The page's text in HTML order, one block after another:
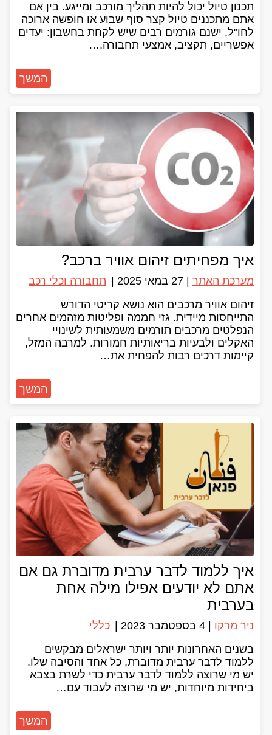
תכנון טיול יכול להיות תהליך מורכב ומייגע. בין אם
אתם מתכננים טיול קצר סוף שבוע או חופשה ארוכה
לחו"ל, ישנם גורמים רבים שיש לקחת בחשבון: יעדים
אפשריים, תקציב, אמצעי תחבורה,…
המשך
איך מפחיתים זיהום אוויר ברכב?
מערכת האתר 27 במאי 2025
תחבורה וכלי רכב
זיהום אוויר מרכבים הוא נושא קריטי הדורש
התייחסות מיידית. גזי חממה ופליטות מזהמים אחרים
הנפלטים מרכבים תורמים משמעותית לשינויי
האקלים ולבעיות בריאותיות חמורות. למרבה המזל,
קיימות דרכים רבות להפחית את…
המשך
איך ללמוד לדבר ערבית מדוברת גם אם
אתם לא יודעים אפילו מילה אחת
בערבית
ניר מרקו 4 בספטמבר 2023
כללי
בשנים האחרונות יותר ויותר ישראלים מבקשים
ללמוד לדבר ערבית מדוברת, כל אחד והסיבה שלו.
יש מי שרוצה ללמוד לדבר ערבית כדי לשרת בצבא
ביחידות מיוחדות, יש מי שרוצה לעבוד עם…
המשך